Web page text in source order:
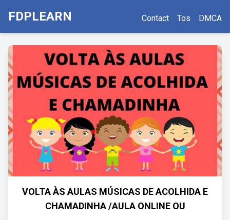
FDPLEARN Contact Tos DMCA
VOLTA ÀS AULAS MÚSICAS DE ACOLHIDA E
CHAMADINHA /AULA ONLINE OU